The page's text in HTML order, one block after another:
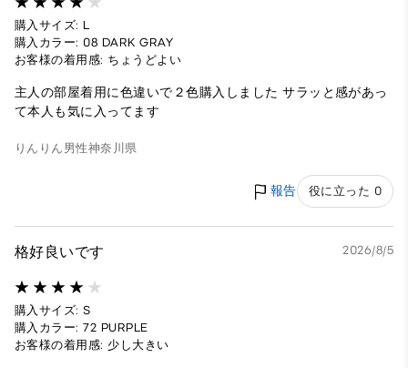
購入サイズ: L
購入カラー: 08 DARK GRAY
お客様の着用感: ちょうどよい
主人の部屋着用に色違いで２色購入しました サラッと感があっ
て本人も気に入ってます
りんりん 男性神奈川県
報告 役に立った 0
格好良いです 2026/8/5
購入サイズ: S
購入カラー: 72 PURPLE
お客様の着用感: 少し大きい